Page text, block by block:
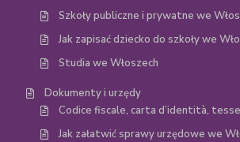
Szkoły publiczne i prywatne we
Jak zapisać dziecko do szkoły we
Studia we Włoszech
Dokumenty i urzędy
Codice fiscale, carta d’identità,
Jak załatwić sprawy urzędowe we